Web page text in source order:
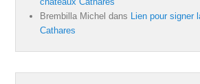
Brembilla Michel dans Lien pour signer
Cathares